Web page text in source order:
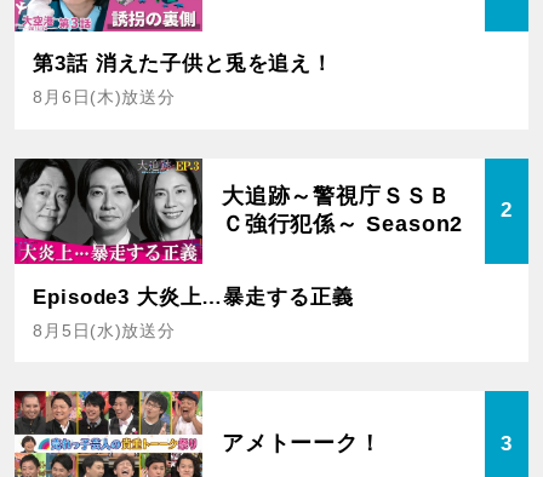
第3話 消えた子供と兎を追え！
8月6日(木)放送分
大追跡～警視庁ＳＳＢ
Ｃ強行犯係～ Season2
2
Episode3 大炎上…暴走する正義
8月5日(水)放送分
アメトーーク！ 3